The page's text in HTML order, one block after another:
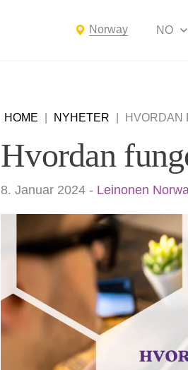
Norway NO
HOME NYHETER HVORDAN
Hvordan
8. Januar 2024 - Leinonen